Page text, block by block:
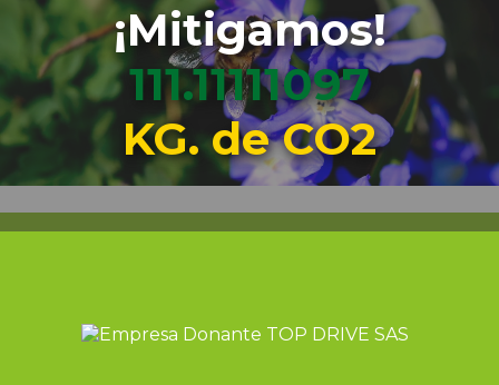
¡Mitigamos!
111.11111098
KG. de CO2